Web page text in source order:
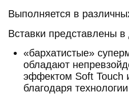
Выполняется в
Вставки представлены в
«бархатистые»
обладают
эффектом Soft Touch
благодаря